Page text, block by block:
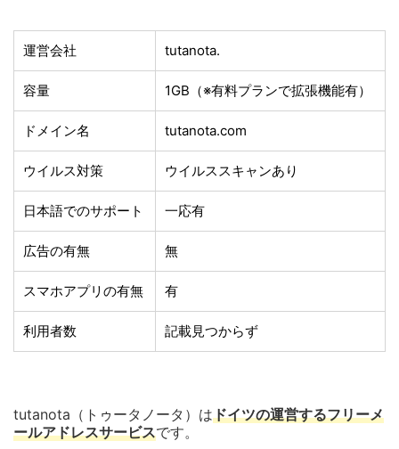
運営会社 tutanota.
容量 1GB（※有料プランで拡張機能有）
ドメイン名 tutanota.com
ウイルス対策 ウイルススキャンあり
日本語でのサポート 一応有
広告の有無 無
スマホアプリの有無 有
利用者数 記載見つからず
tutanota（トゥータノータ）はドイツの運営するフリーメ
ールアドレスサービスです。